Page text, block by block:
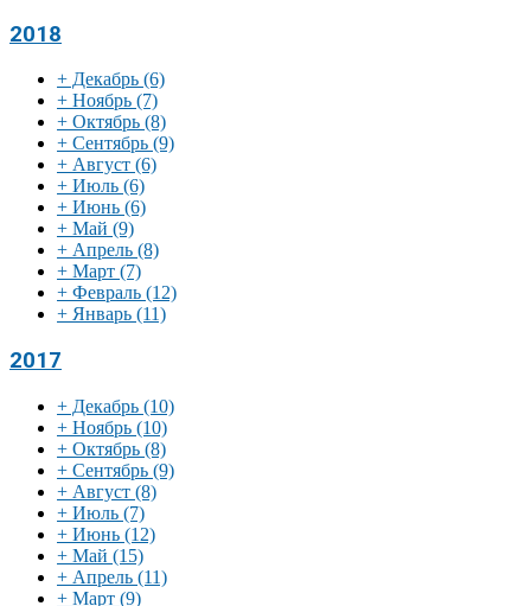
2018
+ Декабрь (6)
+ Ноябрь (7)
+ Октябрь (8)
+ Сентябрь (9)
+ Август (6)
+ Июль (6)
+ Июнь (6)
+ Май (9)
+ Апрель (8)
+ Март (7)
+ Февраль (12)
+ Январь (11)
2017
+ Декабрь (10)
+ Ноябрь (10)
+ Октябрь (8)
+ Сентябрь (9)
+ Август (8)
+ Июль (7)
+ Июнь (12)
+ Май (15)
+ Апрель (11)
+ Март (9)